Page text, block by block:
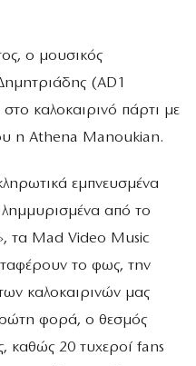
ο μουσικός
(AD1
καλοκαιρινό πάρτι με
η Athena Manoukian.
εμπνευσμένα
από το
τα Mad Video Music
το φως, την
καλοκαιρινών μας
φορά, ο θεσμός
καθώς 20 τυχεροί fans